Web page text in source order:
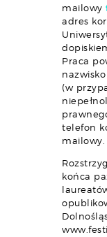
mailowy
adres
Praca
(w
telefon
mailowy.
końca